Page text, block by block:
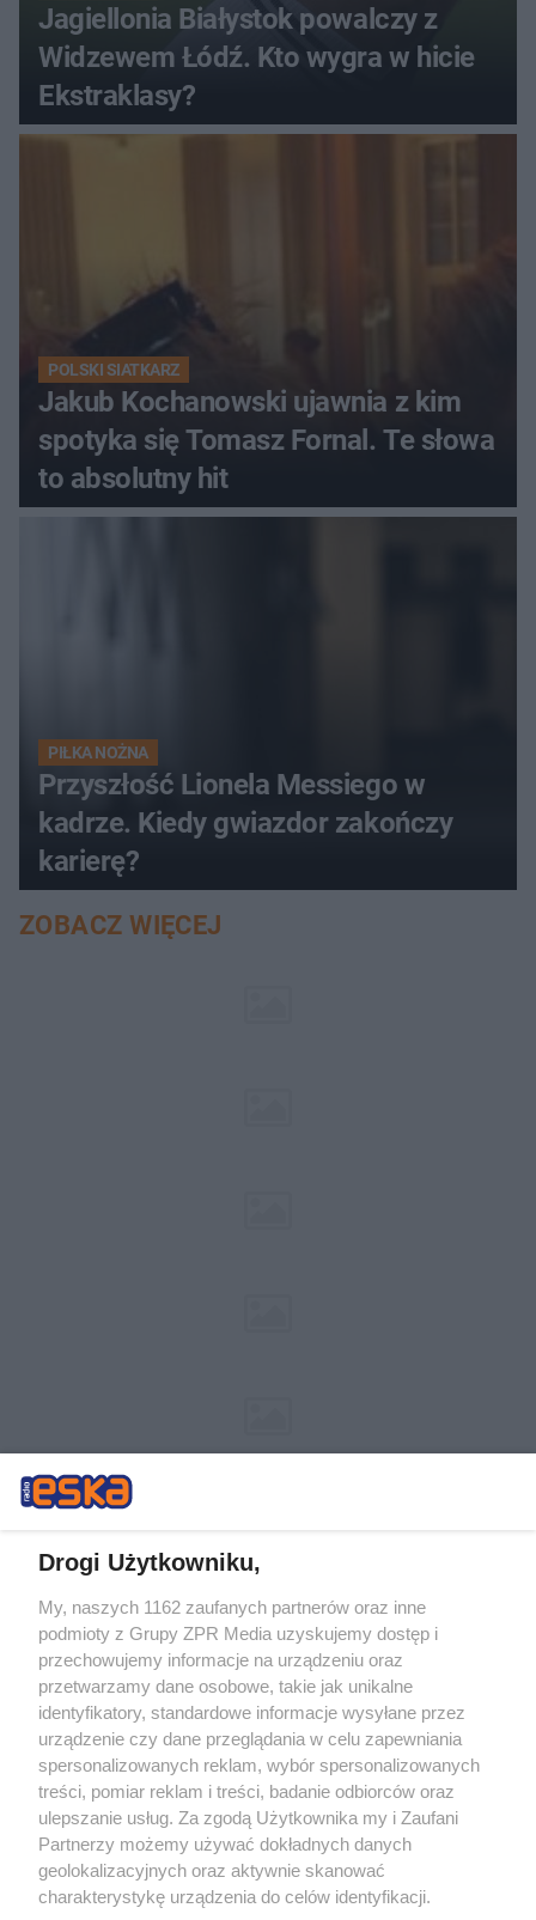
Jagiellonia Białystok powalczy z
Widzewem Łódź. Kto wygra w hicie
Ekstraklasy?
POLSKI SIATKARZ
Jakub Kochanowski ujawnia z kim
spotyka się Tomasz Fornal. Te słowa
to absolutny hit
PIŁKA NOŻNA
Przyszłość Lionela Messiego w
kadrze. Kiedy gwiazdor zakończy
karierę?
ZOBACZ WIĘCEJ
Żaden utwór zamieszczony w serwisie nie może być powielany i
rozpowszechniany lub dalej rozpowszechniany w jakikolwiek sposób (w
tym także elektroniczny lub mechaniczny) na jakimkolwiek polu
eksploatacji w jakiejkolwiek formie, włącznie z umieszczaniem w
Internecie bez pisemnej zgody właściciela praw. Jakiekolwiek użycie lub
wykorzystanie utworów w całości lub w części z naruszeniem prawa,
tzn. bez właściwej zgody, jest zabronione pod groźbą kary i może być
ścigane prawnie.
Drogi Użytkowniku,
My, naszych 1162 zaufanych partnerów oraz inne
podmioty z Grupy ZPR Media uzyskujemy dostęp i
przechowujemy informacje na urządzeniu oraz
przetwarzamy dane osobowe, takie jak unikalne
identyfikatory, standardowe informacje wysyłane przez
urządzenie czy dane przeglądania w celu zapewniania
spersonalizowanych reklam, wybór spersonalizowanych
treści, pomiar reklam i treści, badanie odbiorców oraz
ulepszanie usług. Za zgodą Użytkownika my i Zaufani
Partnerzy możemy używać dokładnych danych
geolokalizacyjnych oraz aktywnie skanować
charakterystykę urządzenia do celów identyfikacji.